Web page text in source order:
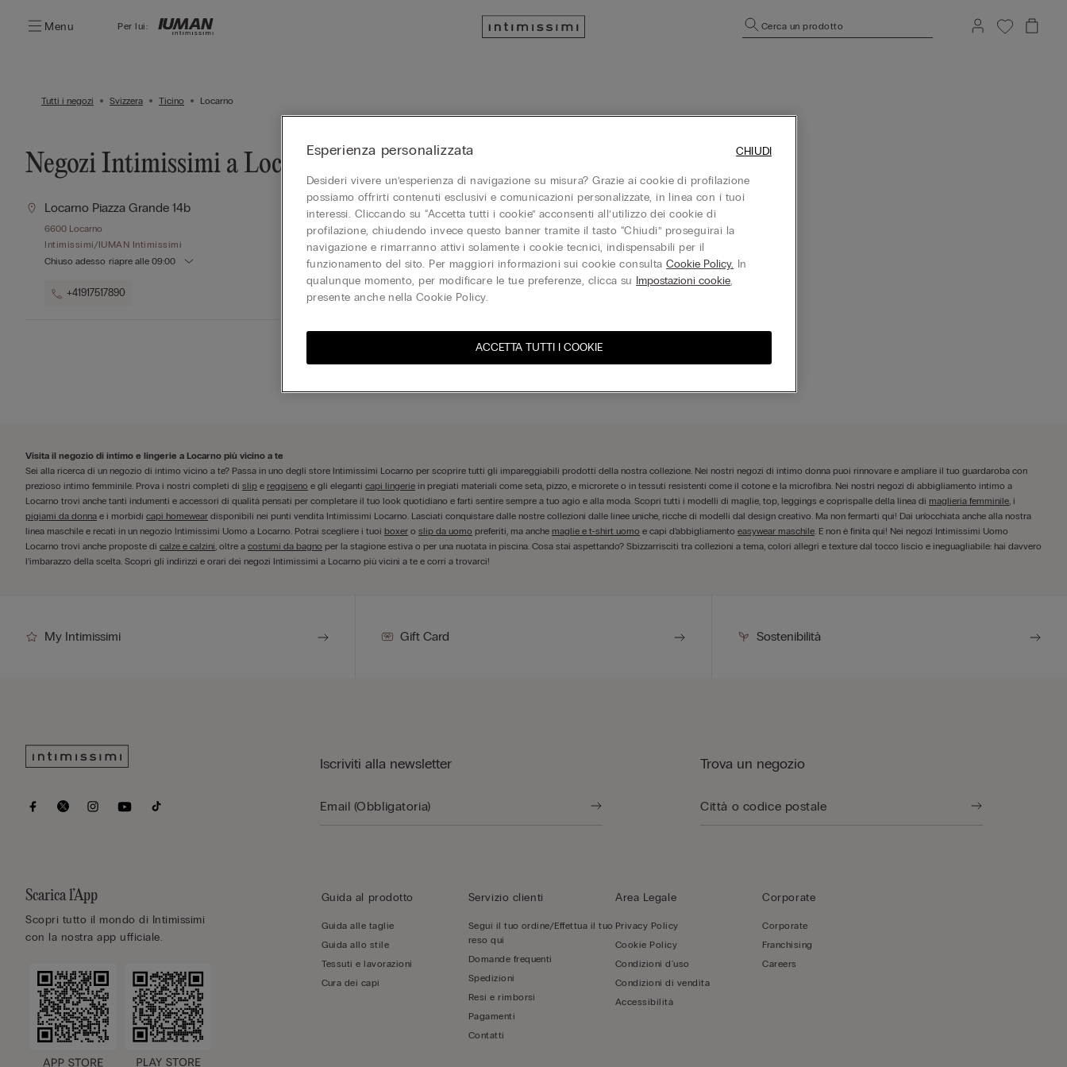
Menu Per lui: Cerca un prodotto
Tutti i negozi Svizzera Ticino Locarno
Negozi Intimissimi a Locarno
Locarno Piazza Grande 14b
6600 Locarno
Intimissimi/IUMAN Intimissimi
Chiuso adesso riapre alle09:00
+41917517890
Visita il negozio di intimo e lingerie a Locarno più vicino a te
Sei alla ricerca di un negozio di intimo vicino a te? Passa in uno degli store Intimissimi Locarno per scoprire tutti gli impareggiabili prodotti della nostra collezione. Nei nostri negozi di intimo donna puoi rinnovare e ampliare il tuo guardaroba con
prezioso intimo femminile. Prova i nostri completi di slip e reggiseno e gli eleganti capi lingerie in pregiati materiali come seta, pizzo, e microrete o in tessuti resistenti come il cotone e la microfibra. Nei nostri negozi di abbigliamento intimo a
Locarno trovi anche tanti indumenti e accessori di qualità pensati per completare il tuo look quotidiano e farti sentire sempre a tuo agio e alla moda. Scopri tutti i modelli di maglie, top, leggings e coprispalle della linea di maglieria femminile, i
pigiami da donna e i morbidi capi homewear disponibili nei punti vendita Intimissimi Locarno. Lasciati conquistare dalle nostre collezioni dalle linee uniche, ricche di modelli dal design creativo. Ma non fermarti qui! Dai un'occhiata anche alla nostra
linea maschile e recati in un negozio Intimissimi Uomo a Locarno. Potrai scegliere i tuoi boxer o slip da uomo preferiti, ma anche maglie e t-shirt uomo e capi d’abbigliamento easywear maschile. E non è finita qui! Nei negozi Intimissimi Uomo
Locarno trovi anche proposte di calze e calzini, oltre a costumi da bagno per la stagione estiva o per una nuotata in piscina. Cosa stai aspettando? Sbizzarrisciti tra collezioni a tema, colori allegri e texture dal tocco liscio e ineguagliabile: hai davvero
l’imbarazzo della scelta. Scopri gli indirizzi e orari dei negozi Intimissimi a Locarno più vicini a te e corri a trovarci!
My Intimissimi Gift Card Sostenibilità
Scarica l’App
Scopri tutto il mondo di Intimissimi
con la nostra app ufficiale.
Iscriviti alla newsletter Trova un negozio
Guida al prodotto
Guida alle taglie
Guida allo stile
Tessuti e lavorazioni
Cura dei capi
Servizio clienti
Segui il tuo ordine/Effettua il tuo
reso qui
Domande frequenti
Spedizioni
Resi e rimborsi
Pagamenti
Contatti
Area Legale
Privacy Policy
Cookie Policy
Condizioni d'uso
Condizioni di vendita
Accessibilità
Corporate
Corporate
Franchising
Careers
Esperienza personalizzata
Desideri vivere un’esperienza di navigazione su misura? Grazie ai cookie di profilazione
possiamo offrirti contenuti esclusivi e comunicazioni personalizzate, in linea con i tuoi
interessi. Cliccando su “Accetta tutti i cookie” acconsenti all’utilizzo dei cookie di
profilazione, chiudendo invece questo banner tramite il tasto “Chiudi” proseguirai la
navigazione e rimarranno attivi solamente i cookie tecnici, indispensabili per il
funzionamento del sito. Per maggiori informazioni sui cookie consultaCookie Policy. In
qualunque momento, per modificare le tue preferenze, clicca su Impostazioni cookie,
presente anche nella Cookie Policy.
ACCETTA TUTTI I COOKIE
CHIUDI